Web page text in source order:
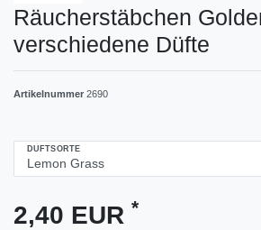
Räucherstäbchen
verschiedene Düfte
Artikelnummer 2690
DUFTSORTE
2,40 EUR *